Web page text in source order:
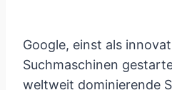
Google, einst als
Suchmaschinen
weltweit dominierende